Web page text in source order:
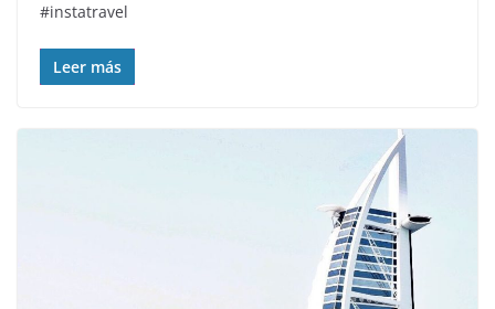
#instatravel
Leer más